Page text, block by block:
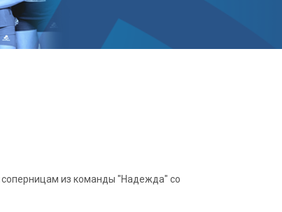
соперницам из команды "Надежда" со